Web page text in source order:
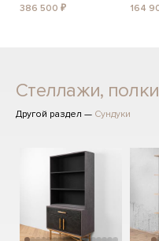
386 500 ₽
164
Стеллажи, полки
Другой раздел — Сундуки